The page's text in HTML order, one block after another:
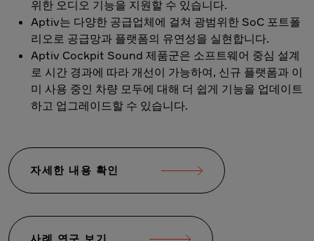
위한 오디오 기능을 지원할 수 있습니다.
Aptiv는 다양한 공급업체에 걸쳐 광범위한 SoC 포트폴
리오로 공급망과 플랫폼의 유연성을 실현합니다.
Aptiv Cockpit Sound 제품군은 소프트웨어 중심 설계
로 시간 경과에 따라 개선이 가능하여, 신규 플랫폼과 이
미 사용 중인 차량 모두에 대해 더 쉽게 기능을 업데이트
하고 업그레이드할 수 있습니다.
자세한 내용 확인
사례 연구 보기